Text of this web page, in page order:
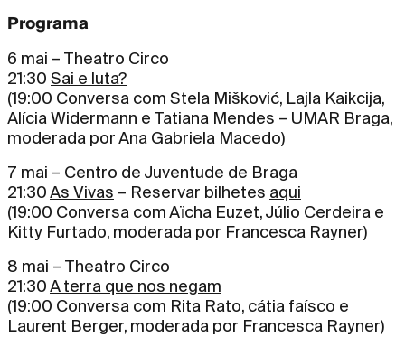
Programa
6 mai – Theatro Circo
21:30 Sai e luta?
(19:00 Conversa com Stela Mišković, Lajla Kaikcija,
Alícia Widermann e Tatiana Mendes – UMAR Braga,
moderada por Ana Gabriela Macedo)
7 mai – Centro de Juventude de Braga
21:30As Vivas – Reservar bilhetes aqui
(19:00 Conversa com Aïcha Euzet, Júlio Cerdeira e
Kitty Furtado, moderada por Francesca Rayner)
8 mai – Theatro Circo
21:30A terra que nos negam
(19:00 Conversa com Rita Rato, cátia faísco e
Laurent Berger, moderada por Francesca Rayner)